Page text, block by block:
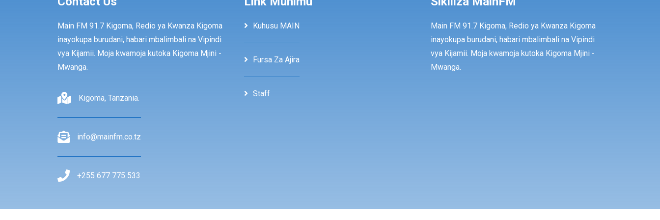
Main FM 91.7 Kigoma, Redio ya Kwanza Kigoma
inayokupa burudani, habari mbalimbali na Vipindi
vya Kijamii. Moja kwamoja kutoka Kigoma Mjini -
Mwanga.
Kigoma, Tanzania.
info@mainfm.co.tz
+255 677 775 533
Kuhusu MAIN
Fursa Za Ajira
Staff
Main FM 91.7 Kigoma, Redio ya Kwanza Kigoma
inayokupa burudani, habari mbalimbali na Vipindi
vya Kijamii. Moja kwamoja kutoka Kigoma Mjini -
Mwanga.